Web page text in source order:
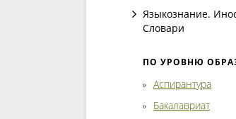
Языкознание.
Словари
ПО УРОВНЮ
Аспирантура
Бакалавриат